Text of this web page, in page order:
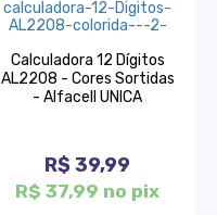
Calculadora 12 Dígitos
AL2208 - Cores Sortidas
- Alfacell UNICA
R$ 39,99
R$ 37,99 no pix